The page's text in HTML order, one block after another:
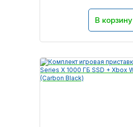
В корзину